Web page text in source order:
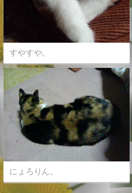
すやすや。
にょろりん。